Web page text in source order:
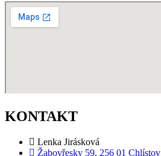
KONTAKT
Lenka Jirásková
Žabovřesky 59, 256 01 Chlístov